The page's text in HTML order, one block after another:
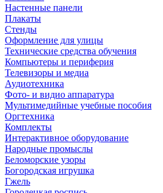
Настенные панели
Плакаты
Стенды
Оформление для улицы
Технические средства обучения
Компьютеры и периферия
Телевизоры и медиа
Аудиотехника
Фото- и видио аппаратура
Мультимедийные учебные пособия
Оргтехника
Комплекты
Интерактивное оборудование
Народные промыслы
Беломорские узоры
Богородская игрушка
Гжель